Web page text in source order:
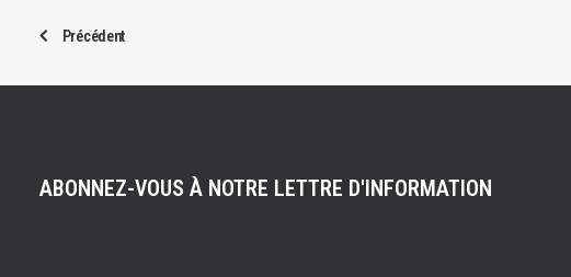
Précédent
ABONNEZ-VOUS À NOTRE LETTRE D'INFORMATION